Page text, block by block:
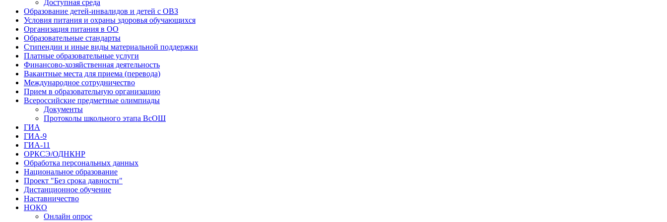
Доступная среда
Образование детей-инвалидов и детей с ОВЗ
Условия питания и охраны здоровья обучающихся
Организация питания в ОО
Образовательные стандарты
Стипендии и иные виды материальной поддержки
Платные образовательные услуги
Финансово-хозяйственная деятельность
Вакантные места для приема (перевода)
Международное сотрудничество
Прием в образовательную организацию
Всероссийские предметные олимпиады
Документы
Протоколы школьного этапа ВсОШ
ГИА
ГИА-9
ГИА-11
ОРКСЭ/ОДНКНР
Обработка персональных данных
Национальное образование
Проект "Без срока давности"
Дистанционное обучение
Наставничество
НОКО
Онлайн опрос